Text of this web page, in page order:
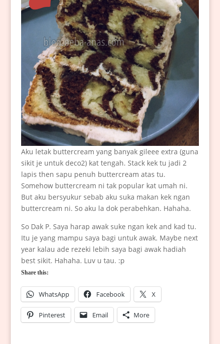
Aku letak buttercream yang banyak gileee extra (guna
sikit je untuk deco2) kat tengah. Stack kek tu jadi 2
lapis then sapu penuh buttercream atas tu.
Somehow buttercream ni tak popular kat umah ni.
But aku bersyukur sebab aku suka makan kek ngan
buttercream ni. So aku la dok perabehkan. Hahaha.
So Dak P. Saya harap awak suke ngan kek and kad tu.
Itu je yang mampu saya bagi untuk awak. Maybe next
year kalau ade rezeki lebih saya bagi awak hadiah
best sikit. Hahaha. Luv u tau. :p
Share this:
WhatsApp Facebook X
Pinterest Email More